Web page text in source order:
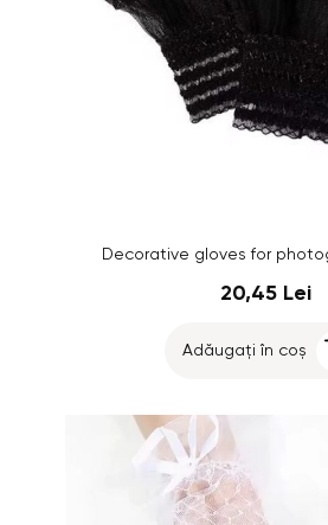
Decorative gloves for
20,45 Lei
Adăugați în coș